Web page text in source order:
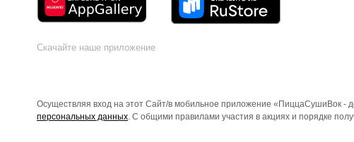
Скачайте наше приложение
Осуществляя вход на этот Сайт/в мобильное приложение «ПиццаСушиВок -
персональных данных. С общими правилами участия в акциях и порядке